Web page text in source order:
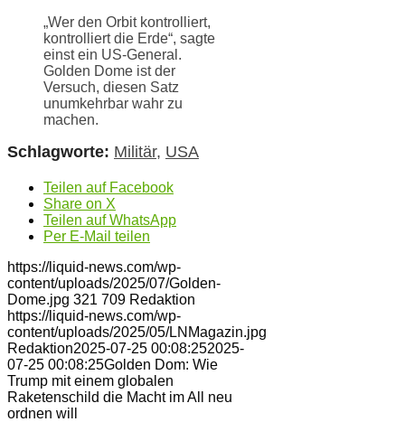
„Wer den Orbit kontrolliert,
kontrolliert die Erde“, sagte
einst ein US-General.
Golden Dome ist der
Versuch, diesen Satz
unumkehrbar wahr zu
machen.
Schlagworte: Militär, USA
Teilen auf Facebook
Share on X
Teilen auf WhatsApp
Per E-Mail teilen
https://liquid-news.com/wp-
content/uploads/2025/07/Golden-
Dome.jpg 321 709 Redaktion
https://liquid-news.com/wp-
content/uploads/2025/05/LNMagazin.jpg
Redaktion2025-07-25 00:08:252025-
07-25 00:08:25Golden Dom: Wie
Trump mit einem globalen
Raketenschild die Macht im All neu
ordnen will